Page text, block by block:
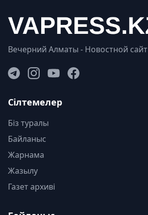
Вечерний Алматы - Новостной сайт
Сілтемелер
Біз туралы
Байланыс
Жарнама
Жазылу
Газет архиві